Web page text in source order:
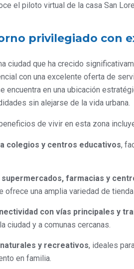
el piloto virtual de la casa San
privilegiado con
ciudad que ha crecido
con una excelente oferta de
encuentra en una ubicación
sin alejarse de la vida urbana.
de vivir en esta zona
colegios y centros educativos,
farmacias y
ofrece una amplia variedad de
con vías principales y
ciudad y a comunas cercanas.
y recreativos, ideales
en familia.